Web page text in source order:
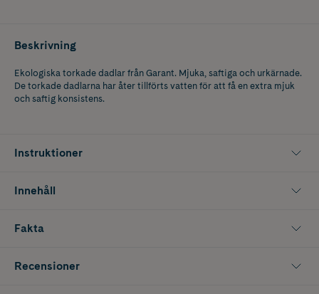
Beskrivning
Ekologiska torkade dadlar från Garant. Mjuka, saftiga och urkärnade.
De torkade dadlarna har åter tillförts vatten för att få en extra mjuk
och saftig konsistens.
Instruktioner
Innehåll
Fakta
Recensioner